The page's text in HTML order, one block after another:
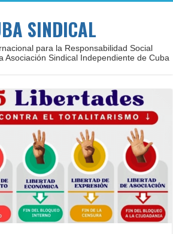
SINDICAL
para la Responsabilidad Social
Asociación Sindical Independiente de Cuba